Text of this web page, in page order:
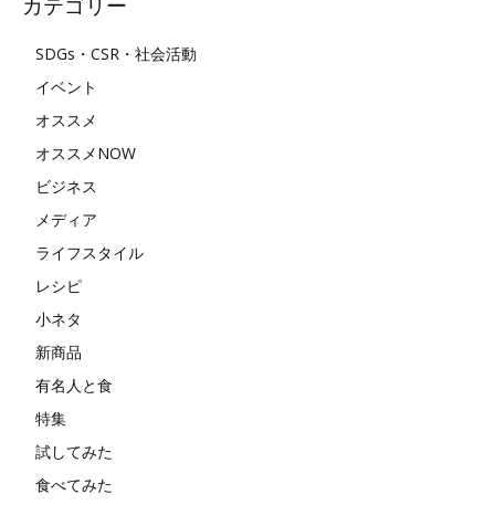
カテゴリー
SDGs・CSR・社会活動
イベント
オススメ
オススメNOW
ビジネス
メディア
ライフスタイル
レシピ
小ネタ
新商品
有名人と食
特集
試してみた
食べてみた